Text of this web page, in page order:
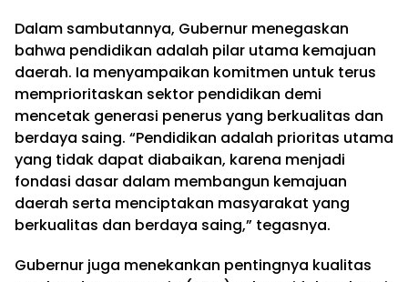
Dalam sambutannya, Gubernur menegaskan
bahwa pendidikan adalah pilar utama kemajuan
daerah. Ia menyampaikan komitmen untuk terus
memprioritaskan sektor pendidikan demi
mencetak generasi penerus yang berkualitas dan
berdaya saing. “Pendidikan adalah prioritas utama
yang tidak dapat diabaikan, karena menjadi
fondasi dasar dalam membangun kemajuan
daerah serta menciptakan masyarakat yang
berkualitas dan berdaya saing,” tegasnya.
Gubernur juga menekankan pentingnya kualitas